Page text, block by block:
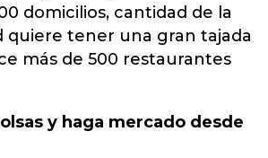
domicilios, cantidad de la
quiere tener una gran tajada
más de 500 restaurantes
y haga mercado desde